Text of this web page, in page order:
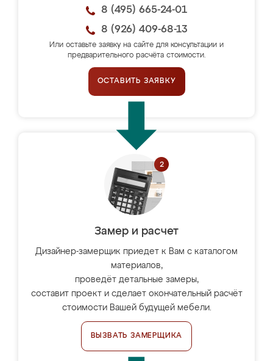
8 (495) 665-24-01
8 (926) 409-68-13
Или оставьте заявку на сайте для консультации и
предварительного расчёта стоимости.
ОСТАВИТЬ ЗАЯВКУ
Замер и расчет
Дизайнер-замерщик приедет к Вам с каталогом
материалов,
проведёт детальные замеры,
составит проект и сделает окончательный расчёт
стоимости Вашей будущей мебели.
ВЫЗВАТЬ ЗАМЕРЩИКА